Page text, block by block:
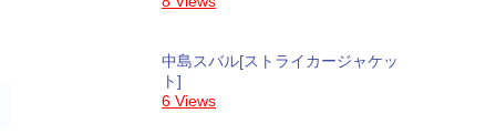
中島スバル[ストライカージャケッ
ト]
6 Views